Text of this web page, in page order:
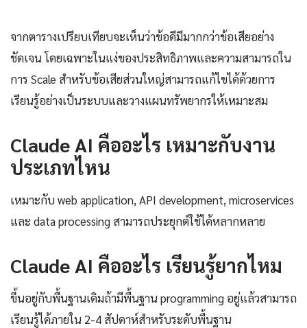
จากตารางเปรียบเทียบจะเห็นว่าข้อดีมีมากกว่าข้อเสียอย่าง
ชัดเจน โดยเฉพาะในแง่ของประสิทธิภาพและความสามารถใน
การ Scale สำหรับข้อเสียส่วนใหญ่สามารถแก้ไขได้ด้วยการ
เรียนรู้อย่างเป็นระบบและวางแผนทรัพยากรให้เหมาะสม
Claude AI คืออะไร เหมาะกับงาน
ประเภทไหน
เหมาะกับ web application, API development, microservices
และ data processing สามารถประยุกต์ใช้ได้หลากหลาย
Claude AI คืออะไร เรียนรู้ยากไหม
ขึ้นอยู่กับพื้นฐานเดิมถ้ามีพื้นฐาน programming อยู่แล้วสามารถ
เรียนรู้ได้ภายใน 2-4 สัปดาห์สำหรับระดับพื้นฐาน